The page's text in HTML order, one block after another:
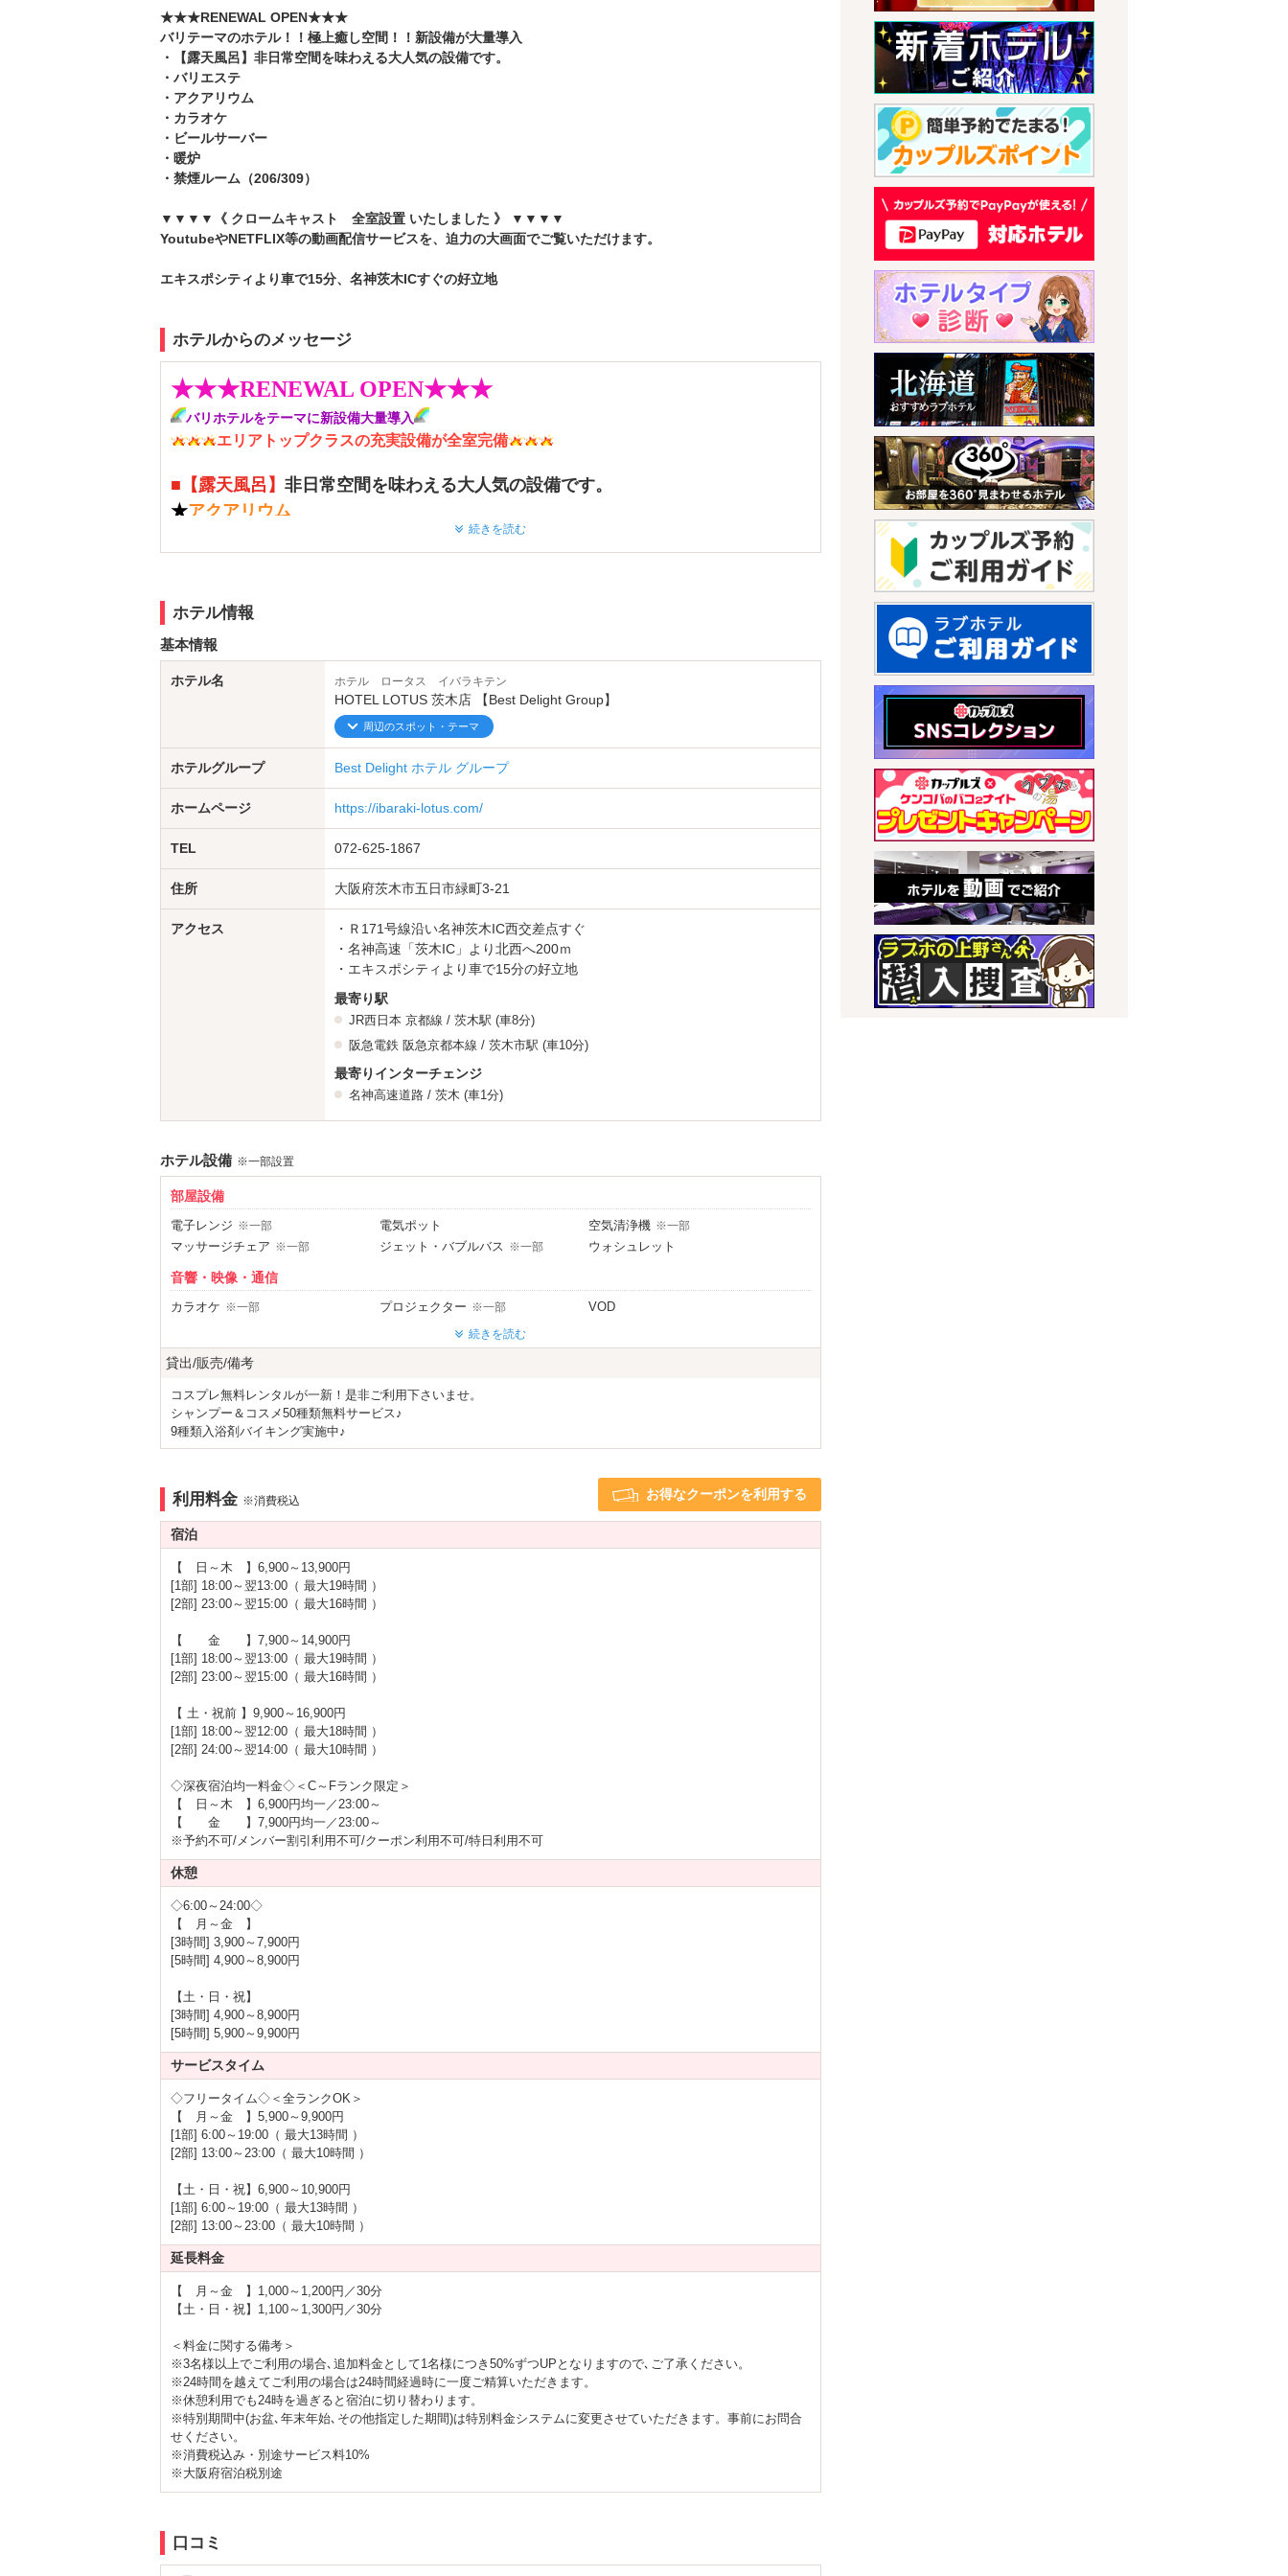
★★★RENEWAL OPEN★★★
バリテーマのホテル！！極上癒し空間！！新設備が大量導入
・【露天風呂】非日常空間を味わえる大人気の設備です。
・バリエステ
・アクアリウム
・カラオケ
・ビールサーバー
・暖炉
・禁煙ルーム（206/309）
▼▼▼▼《 クロームキャスト 全室設置 いたしました 》 ▼▼▼▼
YoutubeやNETFLIX等の動画配信サービスを、迫力の大画面でご覧いただけます。
エキスポシティより車で15分、名神茨木ICすぐの好立地
ホテルからのメッセージ
★★★RENEWAL OPEN★★★
バリホテルをテーマに新設備大量導入
エリアトップクラスの充実設備が全室完備
■ 【露天風呂】 非日常空間を味わえる大人気の設備です。
★アクアリウム
▼イベント情報▼⇒最新イベントは写真ギャラリーをチェック♪
【隔月更新】イベントカレンダー
今だけの限定ドリンクとデザートが味わえます。
会員様限定イベント開催中！（イベントカレンダー下部に掲載）
.
【季節限定】フードメニュー
春夏秋冬、季節ごとに旬の食材を使用したこだわりメニュー。
.
【季節限定】無料レンタルアメニティ
話題のシャンプー＆トリートメントや人気ボディウォッシュなどをピックアップ。
気になるアイテムを無料でお試しいただけます！
.
【期間限定】居酒屋メニュー
お酒のお供や、ちょっと食べたい時に一品いかが？
続きを読む
ホテル情報
基本情報
ホテル名 ホテル ロータス イバラキテン
HOTEL LOTUS 茨木店 【Best Delight Group】
周辺のスポット・テーマ
ホテルグループ Best Delight ホテル グループ
ホームページ https://ibaraki-lotus.com/
TEL 072-625-1867
住所 大阪府茨木市五日市緑町3-21
アクセス
・Ｒ171号線沿い名神茨木IC西交差点すぐ
・名神高速「茨木IC」より北西へ200ｍ
・エキスポシティより車で15分の好立地
最寄り駅
JR西日本 京都線 / 茨木駅 (車8分)
阪急電鉄 阪急京都本線 / 茨木市駅 (車10分)
最寄りインターチェンジ
名神高速道路 / 茨木 (車1分)
ホテル設備 ※一部設置
部屋設備
電子レンジ ※一部 電気ポット 空気清浄機 ※一部
マッサージチェア ※一部 ジェット・バブルバス ※一部 ウォシュレット
音響・映像・通信
カラオケ ※一部 プロジェクター ※一部
VOD
Android充電器
DVDプレーヤー ※一部
セレクトシャンプー カールドライヤー
電気マッサージ器
禁煙ルーム
1名利用可
パーティルーム
サービス
ルームサービス
続きを読む
貸出/販売/備考
コスプレ無料レンタルが一新！是非ご利用下さいませ。
シャンプー＆コスメ50種類無料サービス♪
9種類入浴剤バイキング実施中♪
利用料金 ※消費税込 お得なクーポンを利用する
宿泊
【 日～木 】6,900～13,900円
[1部] 18:00～翌13:00（ 最大19時間 ）
[2部] 23:00～翌15:00（ 最大16時間 ）
【 金 】7,900～14,900円
[1部] 18:00～翌13:00（ 最大19時間 ）
[2部] 23:00～翌15:00（ 最大16時間 ）
【 土・祝前 】9,900～16,900円
[1部] 18:00～翌12:00（ 最大18時間 ）
[2部] 24:00～翌14:00（ 最大10時間 ）
◇深夜宿泊均一料金◇＜C～Fランク限定＞
【 日～木 】6,900円均一／23:00～
【 金 】7,900円均一／23:00～
※予約不可/メンバー割引利用不可/クーポン利用不可/特日利用不可
休憩
◇6:00～24:00◇
【 月～金 】
[3時間] 3,900～7,900円
[5時間] 4,900～8,900円
【土・日・祝】
[3時間] 4,900～8,900円
[5時間] 5,900～9,900円
サービスタイム
◇フリータイム◇＜全ランクOK＞
【 月～金 】5,900～9,900円
[1部] 6:00～19:00（ 最大13時間 ）
[2部] 13:00～23:00（ 最大10時間 ）
【土・日・祝】6,900～10,900円
[1部] 6:00～19:00（ 最大13時間 ）
[2部] 13:00～23:00（ 最大10時間 ）
延長料金
【 月～金 】1,000～1,200円／30分
【土・日・祝】1,100～1,300円／30分
＜料金に関する備考＞
※3名様以上でご利用の場合､追加料金として1名様につき50%ずつUPとなりますので､ご了承ください。
※24時間を越えてご利用の場合は24時間経過時に一度ご精算いただきます。
※休憩利用でも24時を過ぎると宿泊に切り替わります。
※特別期間中(お盆､年末年始､その他指定した期間)は特別料金システムに変更させていただきます。事前にお問合
せください。
※消費税込み・別途サービス料10%
※大阪府宿泊税別途
口コミ